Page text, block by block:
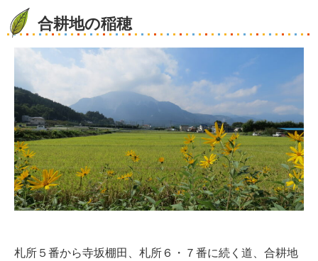
合耕地の稲穂
札所５番から寺坂棚田、札所６・７番に続く道、合耕地